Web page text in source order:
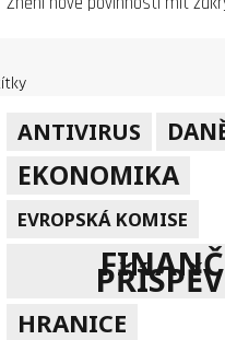
ANTIVIRUS
EKONOMIKA
EVROPSKÁ KOMISE
HRANICE